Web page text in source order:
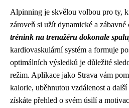
Alpinning je skvělou volbou pro ty,
zároveň si užít dynamické a zábavné
trénink na trenažéru dokonale
kardiovaskulární systém a formuje
optimálních výsledků je důležité
režim. Aplikace jako Strava vám
kalorie, uběhnutou vzdálenost a
získáte přehled o svém úsilí a